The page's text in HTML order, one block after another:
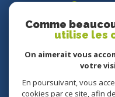
Comme
utilise les
On aimerait vous
votre
En poursuivant, vous
cookies par ce site, afin